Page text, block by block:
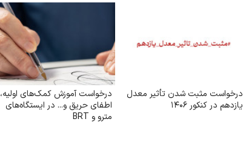
درخواست مثبت شدن تأثیر معدل
یازدهم در کنکور ۱۴۰۶
درخواست آموزش کمک‌های اولیه،
اطفای حریق و... در ایستگاه‌های
مترو و BRT